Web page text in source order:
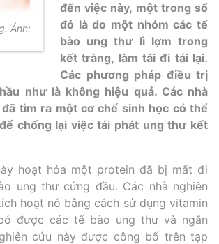
Ảnh:
đến việc này, một trong số
đó là do một nhóm các tế
bào ung thư lì lợm trong
kết tràng, làm tái đi tái lại.
Các phương pháp điều trị
như là không hiệu quả. Các nhà
đã tìm ra một cơ chế sinh học có thể
chống lại việc tái phát ung thư kết
hoạt hóa một protein đã bị mất đi
ung thư cứng đầu. Các nhà nghiên
hoạt nó bằng cách sử dụng vitamin
được các tế bào ung thư và ngăn
cứu này được công bố trên tạp